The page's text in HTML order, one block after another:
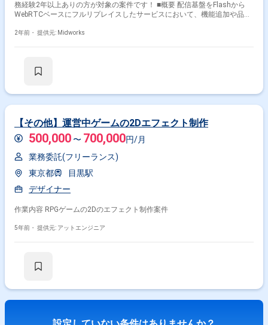
務経験2年以上ありの方が対象の案件です！ ■概要 配信基盤をFlashから
WebRTCベースにフルリプレイスしたサービスにおいて、機能追加や品質
ているサービスの安定運用を目指し、メンバーと協力しながら
ースの配信システムの機能改善および追加 ・AWS（S3, CloudFront, EC2,
います。 ------------------------------------------------------------------ 直近の参画案件の経験とご
希望に併せた案件のご紹介をさせて頂きます。 弊社は様々なプロジェクト
の提案を強みとしておりますので、お気軽にご相談頂けますと幸いです。
り扱っておりません。
2年前・ 提供元: Midworks
【その他】運営中ゲームの2Dエフェクト制作
500,000 〜 700,000円/月
業務委託(フリーランス)
東京都
目黒駅
デザイナー
作業内容 RPGゲームの2Dのエフェクト制作案件
5年前・ 提供元: アットエンジニア